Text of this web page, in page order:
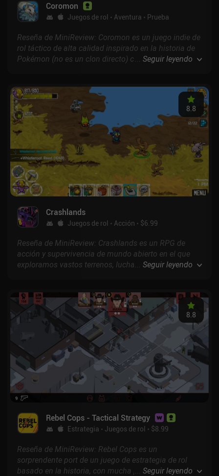
Coromon
Juegos de rol Aventura Prueba
Reseña de MiniReview: Coromon es un juego indie de
rol táctico de alta calidad inspirado en la historia de
Pokémon (no es un clon directo) con más de 120
añadir un modo multijugador si el juego gana
popularidad. Básicamente, es el juego de Pokémon
para móviles que Nintendo no quiere ofrecer
... Seguir leyendo
Crashlands
Juegos de rol Acción $6.99
8.8
Reseña de MiniReview: Crashlands es un RPG de
acción y supervivencia de mundo abierto en el que
exploramos vastos terrenos, luchamos contra
divertidas misiones.
... Seguir leyendo
Rebel Cops - Tactical Strategy
Estrategia Juegos de rol $8.99
8.8
Reseña de MiniReview: Rebel Cops es un
sorprendente port de un juego de estrategia de rol
basado en la historia, con mucha planificación
... Seguir leyendo